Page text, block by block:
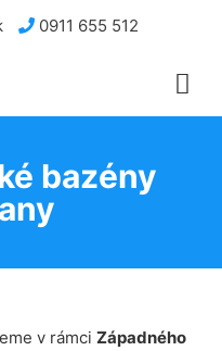
0911 655 512
bazény
v rámci Západného